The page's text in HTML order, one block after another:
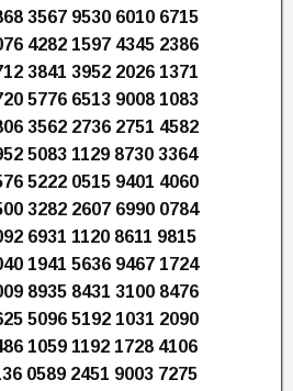
3567 9530 6010 6715
4282 1597 4345 2386
3841 3952 2026 1371
5776 6513 9008 1083
3562 2736 2751 4582
5083 1129 8730 3364
5222 0515 9401 4060
3282 2607 6990 0784
6931 1120 8611 9815
1941 5636 9467 1724
8935 8431 3100 8476
5096 5192 1031 2090
1059 1192 1728 4106
0589 2451 9003 7275